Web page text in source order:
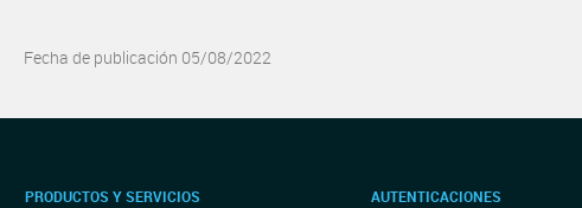
Fecha de publicación 05/08/2022
PRODUCTOS Y SERVICIOS AUTENTICACIONES